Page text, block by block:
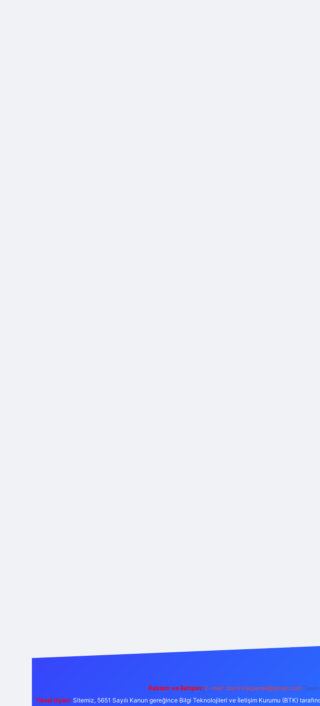
Reklam ve İletişim: E-mail: backlinkpaneli@gmail.com
Yasal Uyarı: Sitemiz, 5651 Sayılı Kanun gereğince Bilgi Teknolojileri ve İletişim Kurumu (BTK)